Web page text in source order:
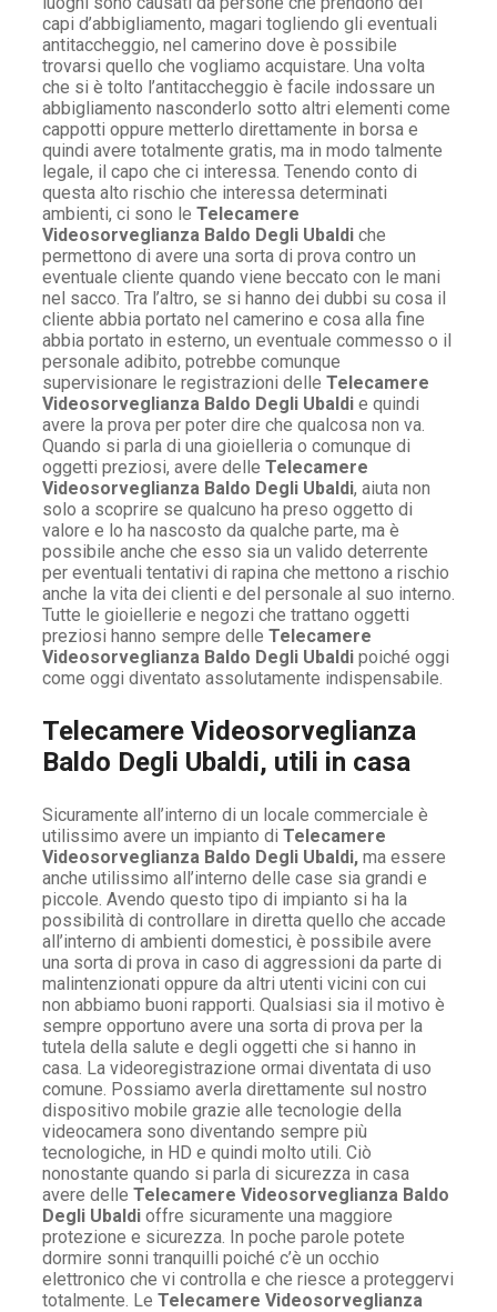
capi d’abbigliamento, magari togliendo gli eventuali
antitaccheggio, nel camerino dove è possibile
trovarsi quello che vogliamo acquistare. Una volta
che si è tolto l’antitaccheggio è facile indossare un
abbigliamento nasconderlo sotto altri elementi come
cappotti oppure metterlo direttamente in borsa e
quindi avere totalmente gratis, ma in modo talmente
legale, il capo che ci interessa. Tenendo conto di
questa alto rischio che interessa determinati
ambienti, ci sono le Telecamere
Videosorveglianza Baldo Degli Ubaldi che
permettono di avere una sorta di prova contro un
eventuale cliente quando viene beccato con le mani
nel sacco. Tra l’altro, se si hanno dei dubbi su cosa il
cliente abbia portato nel camerino e cosa alla fine
abbia portato in esterno, un eventuale commesso o il
personale adibito, potrebbe comunque
supervisionare le registrazioni delle Telecamere
Videosorveglianza Baldo Degli Ubaldi e quindi
avere la prova per poter dire che qualcosa non va.
Quando si parla di una gioielleria o comunque di
oggetti preziosi, avere delle Telecamere
Videosorveglianza Baldo Degli Ubaldi, aiuta non
solo a scoprire se qualcuno ha preso oggetto di
valore e lo ha nascosto da qualche parte, ma è
possibile anche che esso sia un valido deterrente
per eventuali tentativi di rapina che mettono a rischio
anche la vita dei clienti e del personale al suo interno.
Tutte le gioiellerie e negozi che trattano oggetti
preziosi hanno sempre delle Telecamere
Videosorveglianza Baldo Degli Ubaldi poiché oggi
come oggi diventato assolutamente indispensabile.
Telecamere Videosorveglianza
Baldo Degli Ubaldi, utili in casa
Sicuramente all’interno di un locale commerciale è
utilissimo avere un impianto di Telecamere
Videosorveglianza Baldo Degli Ubaldi, ma essere
anche utilissimo all’interno delle case sia grandi e
piccole. Avendo questo tipo di impianto si ha la
possibilità di controllare in diretta quello che accade
all’interno di ambienti domestici, è possibile avere
una sorta di prova in caso di aggressioni da parte di
malintenzionati oppure da altri utenti vicini con cui
non abbiamo buoni rapporti. Qualsiasi sia il motivo è
sempre opportuno avere una sorta di prova per la
tutela della salute e degli oggetti che si hanno in
casa. La videoregistrazione ormai diventata di uso
comune. Possiamo averla direttamente sul nostro
dispositivo mobile grazie alle tecnologie della
videocamera sono diventando sempre più
tecnologiche, in HD e quindi molto utili. Ciò
nonostante quando si parla di sicurezza in casa
avere delle Telecamere Videosorveglianza Baldo
Degli Ubaldi offre sicuramente una maggiore
protezione e sicurezza. In poche parole potete
dormire sonni tranquilli poiché c’è un occhio
elettronico che vi controlla e che riesce a proteggervi
totalmente. Le Telecamere Videosorveglianza